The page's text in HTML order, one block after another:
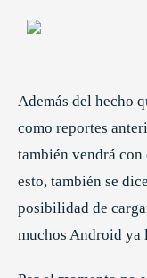
Además del hecho
como reportes
también vendrá con
esto, también se
posibilidad de
muchos Android ya